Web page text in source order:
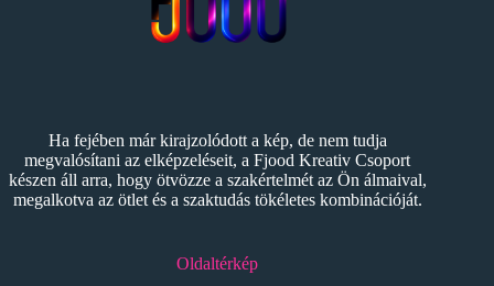
Ha fejében már kirajzolódott a kép, de nem tudja
megvalósítani az elképzeléseit, a Fjood Kreativ Csoport
készen áll arra, hogy ötvözze a szakértelmét az Ön álmaival,
megalkotva az ötlet és a szaktudás tökéletes kombinációját.
Oldaltérkép